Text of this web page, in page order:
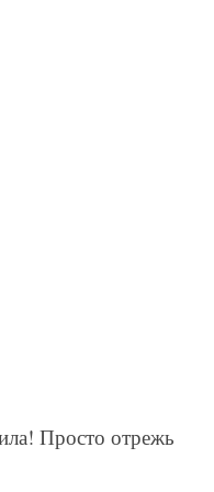
Просто отрежь